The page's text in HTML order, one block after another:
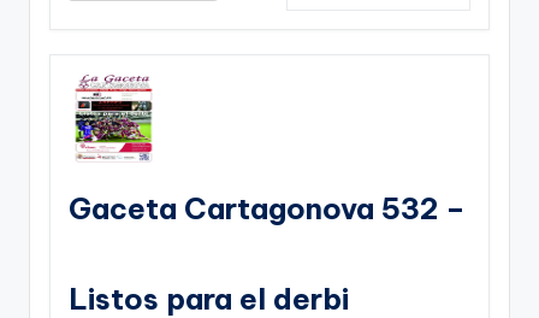
Gaceta Cartagonova 532 –
Listos para el derbi